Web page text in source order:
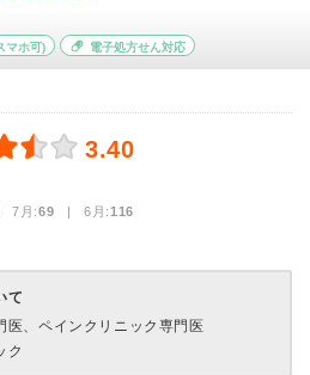
マホ可) 電子処方せん対応
3.40
7月:69 | 6月:116
て
医、ペインクリニック専門医
ク